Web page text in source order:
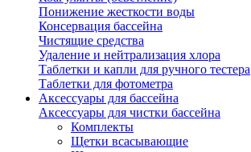
Понижение жесткости воды
Консервация бассейна
Чистящие средства
Удаление и нейтрализация хлора
Таблетки и капли для ручного тестера
Таблетки для фотометра
Аксессуары для бассейна
Аксессуары для чистки бассейна
Комплекты
Щетки всасывающие